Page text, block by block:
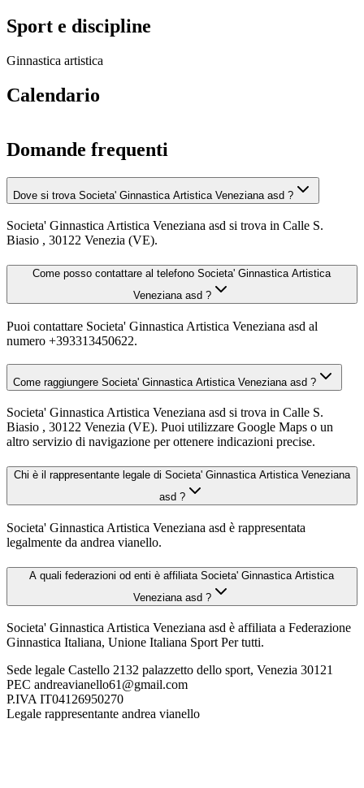
Sport e discipline
Ginnastica artistica
Calendario
Domande frequenti
Dove si trova Societa' Ginnastica Artistica Veneziana asd ?
Societa' Ginnastica Artistica Veneziana asd si trova in Calle S.
Biasio , 30122 Venezia (VE).
Come posso contattare al telefono Societa' Ginnastica Artistica
Veneziana asd ?
Puoi contattare Societa' Ginnastica Artistica Veneziana asd al
numero +393313450622.
Come raggiungere Societa' Ginnastica Artistica Veneziana asd ?
Societa' Ginnastica Artistica Veneziana asd si trova in Calle S.
Biasio , 30122 Venezia (VE). Puoi utilizzare Google Maps o un
altro servizio di navigazione per ottenere indicazioni precise.
Chi è il rappresentante legale di Societa' Ginnastica Artistica Veneziana
asd ?
Societa' Ginnastica Artistica Veneziana asd è rappresentata
legalmente da andrea vianello.
A quali federazioni od enti è affiliata Societa' Ginnastica Artistica
Veneziana asd ?
Societa' Ginnastica Artistica Veneziana asd è affiliata a Federazione
Ginnastica Italiana, Unione Italiana Sport Per tutti.
Sede legale Castello 2132 palazzetto dello sport, Venezia 30121
PEC andreavianello61@gmail.com
P.IVA IT04126950270
Legale rappresentante andrea vianello